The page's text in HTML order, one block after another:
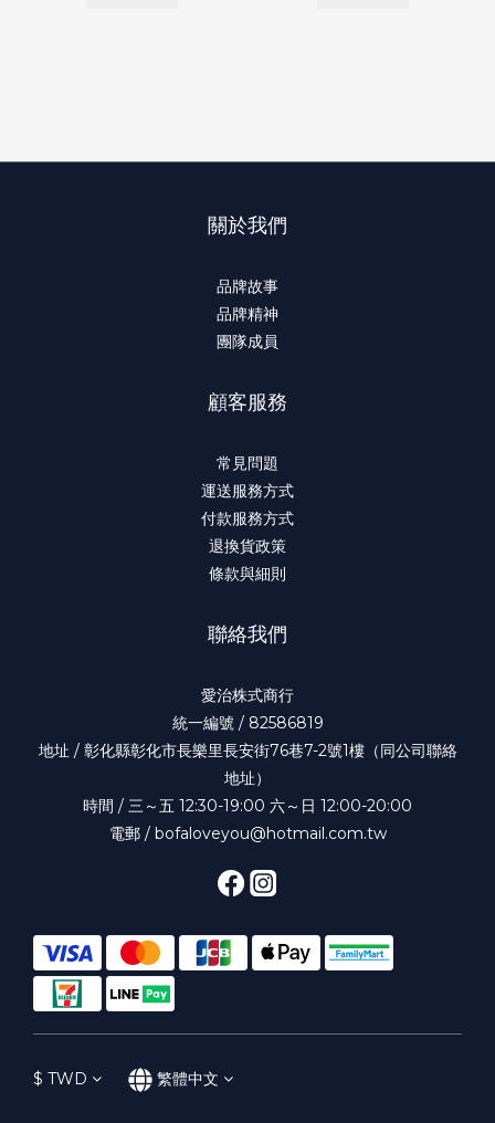
關於我們
品牌故事
品牌精神
團隊成員
顧客服務
常見問題
運送服務方式
付款服務方式
退換貨政策
條款與細則
聯絡我們
愛治株式商行
統一編號 / 82586819
地址 / 彰化縣彰化市長樂里長安街76巷7-2號1樓（同公司聯絡
地址）
時間 / 三～五 12:30-19:00 六～日 12:00-20:00
電郵 / bofaloveyou@hotmail.com.tw
$ TWD 繁體中文